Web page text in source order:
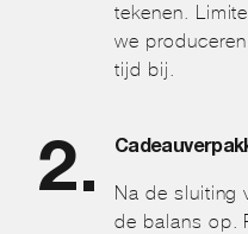
tekenen.
we
tijd bij.
Na de sluiting
de balans op.